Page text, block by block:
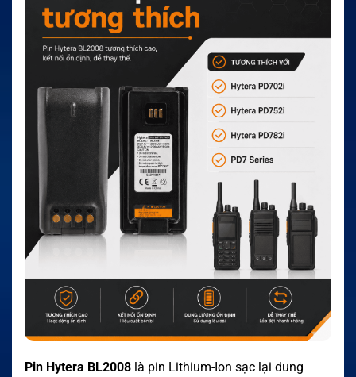
Pin Hytera BL2008 là pin Lithium-Ion sạc lại dung